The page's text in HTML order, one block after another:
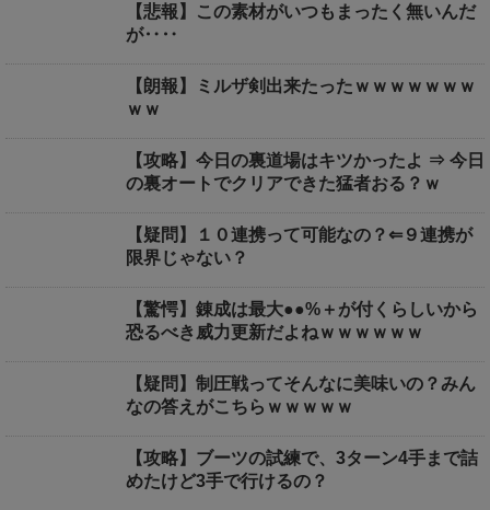
【悲報】この素材がいつもまったく無いんだ
が‥‥
【朗報】ミルザ剣出来たったｗｗｗｗｗｗｗ
ｗｗ
【攻略】今日の裏道場はキツかったよ ⇒ 今日
の裏オートでクリアできた猛者おる？ｗ
【疑問】１０連携って可能なの？⇐９連携が
限界じゃない？
【驚愕】錬成は最大●●%＋が付くらしいから
恐るべき威力更新だよねｗｗｗｗｗｗ
【疑問】制圧戦ってそんなに美味いの？みん
なの答えがこちらｗｗｗｗｗ
【攻略】ブーツの試練で、3ターン4手まで詰
めたけど3手で行けるの？